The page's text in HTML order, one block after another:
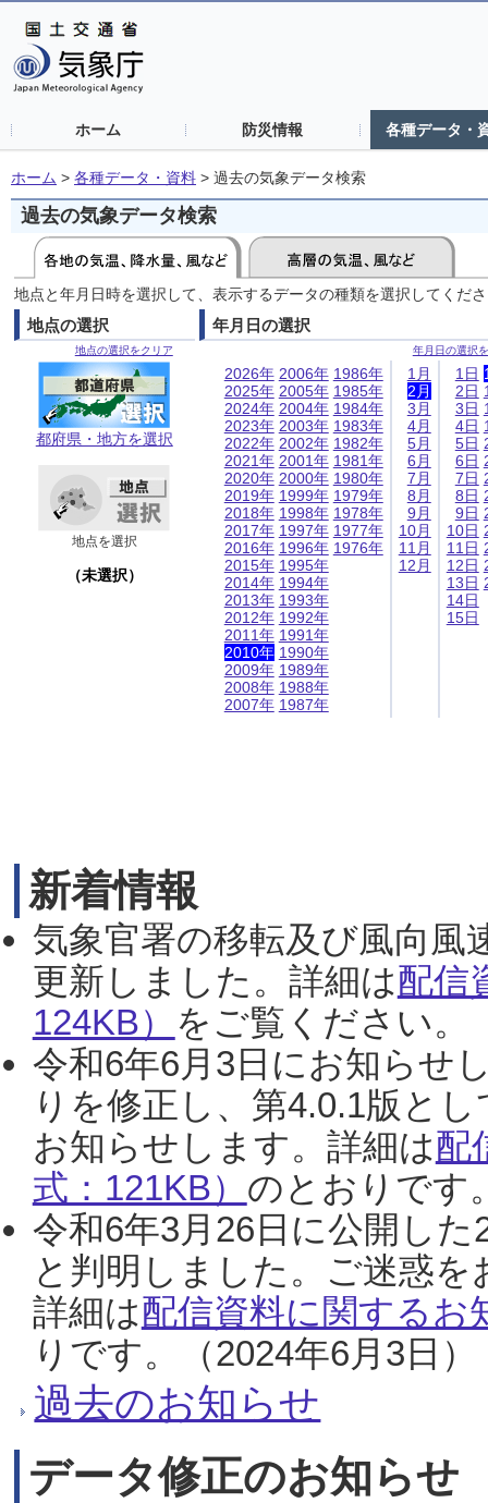
ホーム 防災情報 各種データ・
ホーム > 各種データ・資料 > 過去の気象データ検索
過去の気象データ検索
地点と年月日時を選択して、表示するデータの種類を選択してくだ
地点の選択
地点の選択をクリア
都府県・地方を選択
地点を選択
（未選択）
年月日の選択
年月日の選択
2026年
2025年
2024年
2023年
2022年
2021年
2020年
2019年
2018年
2017年
2016年
2015年
2014年
2013年
2012年
2011年
2010年
2009年
2008年
2007年
2006年
2005年
2004年
2003年
2002年
2001年
2000年
1999年
1998年
1997年
1996年
1995年
1994年
1993年
1992年
1991年
1990年
1989年
1988年
1987年
1986年
1985年
1984年
1983年
1982年
1981年
1980年
1979年
1978年
1977年
1976年
1月
2月
3月
4月
5月
6月
7月
8月
9月
10月
11月
12月
1日
2日
3日
4日
5日
6日
7日
8日
9日
10日
11日
12日
13日
14日
15日
新着情報
気象官署の移転及び風向風
更新しました。詳細は配信
124KB） をご覧ください。
令和6年6月3日にお知らせ
りを修正し、第4.0.1版と
お知らせします。詳細は配
式：121KB） のとおりです
令和6年3月26日に公開し
と判明しました。ご迷惑
詳細は配信資料に関するお
りです。（2024年6月3日）
過去のお知らせ
データ修正のお知らせ